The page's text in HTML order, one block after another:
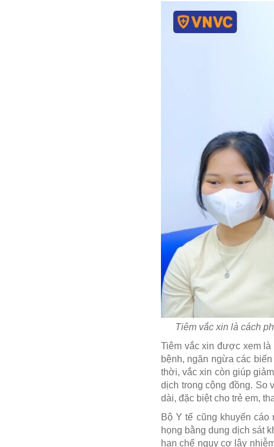
Tiêm vắc xin là cách
Tiêm vắc xin được xem
bệnh, ngăn ngừa các
thời, vắc xin còn giúp
dịch trong cộng đồng. So
dài, đặc biệt cho trẻ em,
Bộ Y tế cũng khuyến
họng bằng dung dịch sát
hạn chế nguy cơ lây